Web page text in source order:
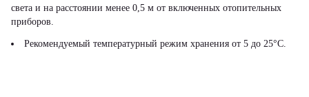
света и на расстоянии менее 0,5 м от включенных отопительных
приборов.
Рекомендуемый температурный режим хранения от 5 до 25°С.